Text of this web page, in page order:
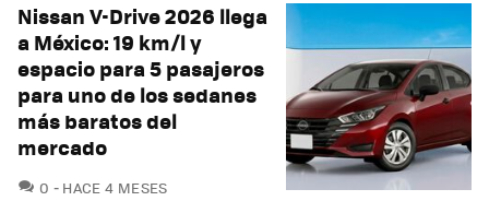
Nissan V-Drive 2026 llega
a México: 19 km/l y
espacio para 5 pasajeros
para uno de los sedanes
más baratos del
mercado
0 COMENTARIOS
HACE 4 MESES